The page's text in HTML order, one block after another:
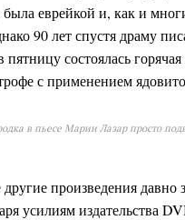
еврейкой и, как и
90 лет спустя драму
состоялась
с применением
в пьесе Марии Лазар просто
произведения давно
усилиям издательства